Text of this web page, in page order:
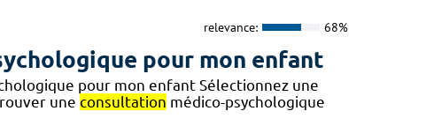
relevance: 68%
pour mon enfant
pour mon enfant Sélectionnez une
une consultation médico-psychologique